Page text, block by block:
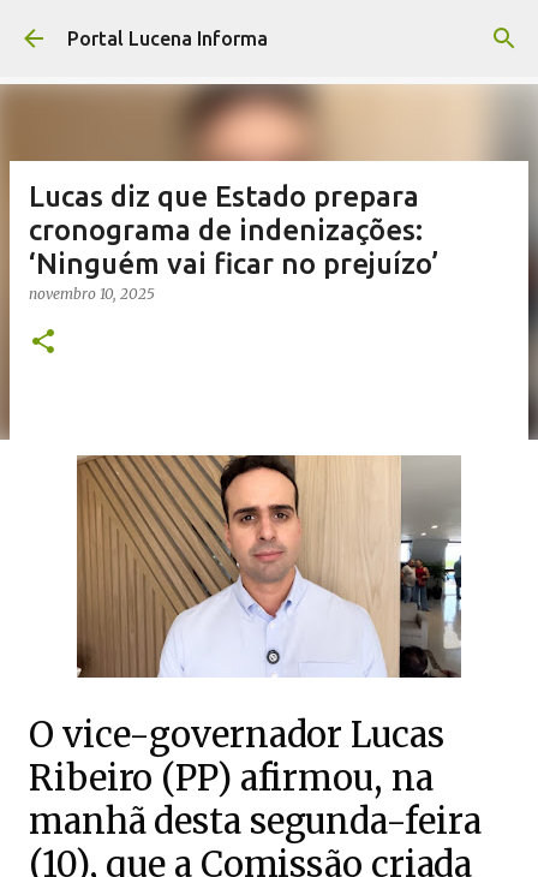
Pular para o conteúdo principal
Portal Lucena Informa
Lucas diz que Estado prepara
cronograma de indenizações:
‘Ninguém vai ficar no prejuízo’
novembro 10, 2025
O vice-governador Lucas
Ribeiro (PP) afirmou, na
manhã desta segunda-feira
(10), que a Comissão criada